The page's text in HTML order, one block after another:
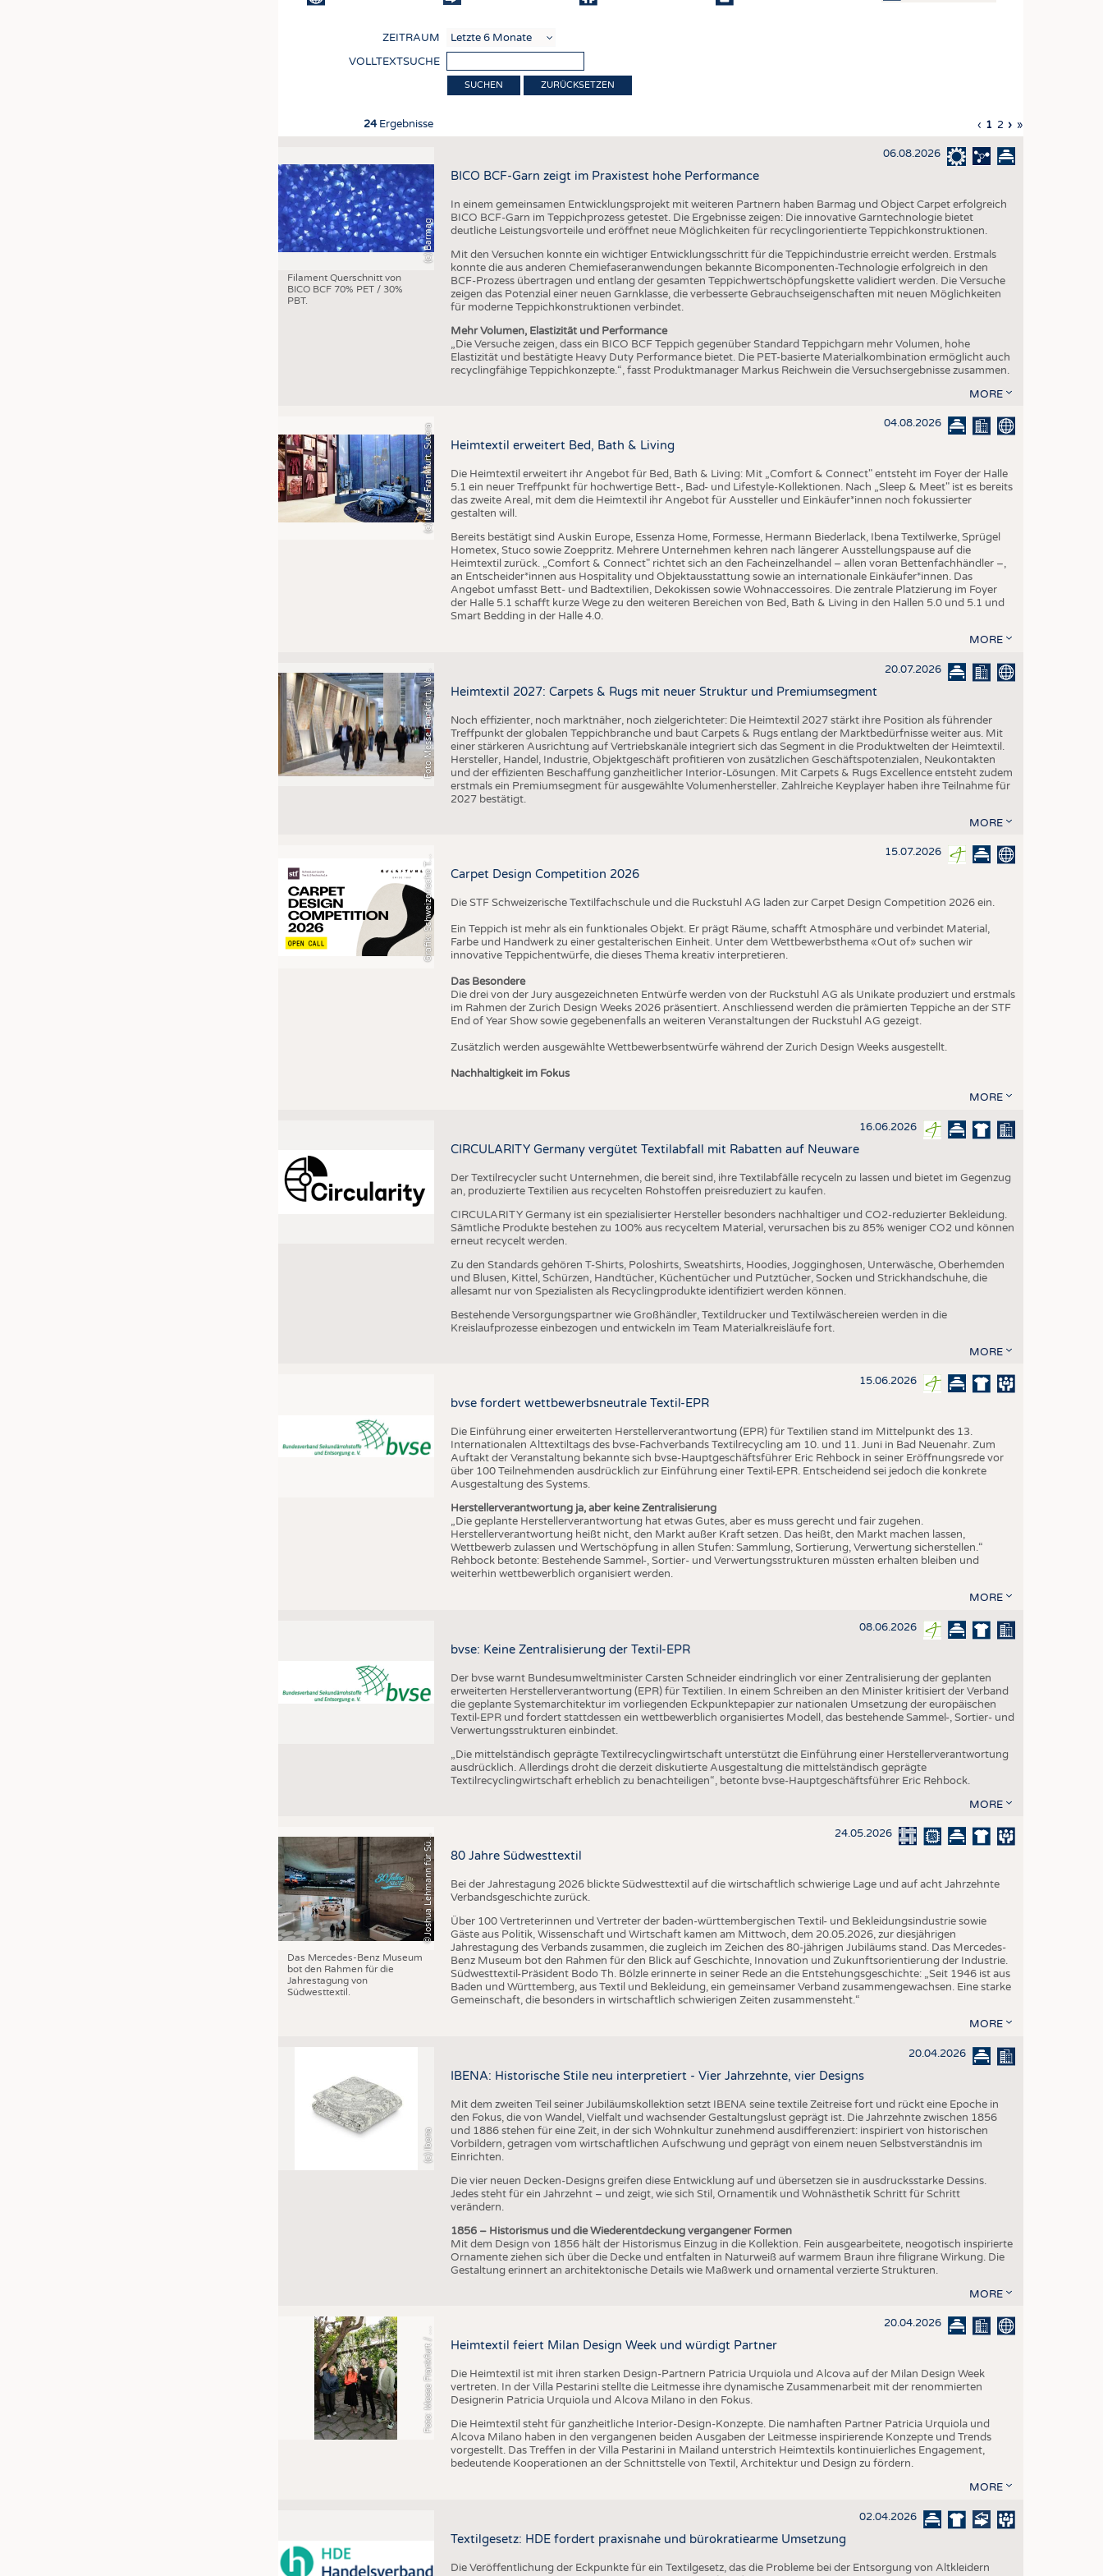
TECHNISCHE TEXTILIEN
SMART TEXTILES
MEDIZIN
HAUS- UND HEIMTEXTILIEN
TESTS
PRAKTIKA & AUSBILDUNGEN
BUSINESS
DTV AUSSCHREIBUNGSDIENST
FAKTEN
DAUNENCHECK
TERMINE
BRANCHENTERMINE
ZEITRAUM
VOLLTEXTSUCHE
ZURÜCKSETZEN
24Ergebnisse
Seitennummerierung
Vorherige
Seite
‹ Aktuelle
Seite
1 Seite
2 Nächste
Seite
› Letzte
Seite
»
(c) Barmag
Filament Querschnitt von
BICO BCF 70% PET / 30%
PBT.
06.08.2026
BICO BCF-Garn zeigt im Praxistest hohe Performance
In einem gemeinsamen Entwicklungsprojekt mit weiteren Partnern haben Barmag und Object Carpet erfolgreich
BICO BCF-Garn im Teppichprozess getestet. Die Ergebnisse zeigen: Die innovative Garntechnologie bietet
deutliche Leistungsvorteile und eröffnet neue Möglichkeiten für recyclingorientierte Teppichkonstruktionen.
Mit den Versuchen konnte ein wichtiger Entwicklungsschritt für die Teppichindustrie erreicht werden. Erstmals
konnte die aus anderen Chemiefaseranwendungen bekannte Bicomponenten-Technologie erfolgreich in den
BCF-Prozess übertragen und entlang der gesamten Teppichwertschöpfungskette validiert werden. Die Versuche
zeigen das Potenzial einer neuen Garnklasse, die verbesserte Gebrauchseigenschaften mit neuen Möglichkeiten
für moderne Teppichkonstruktionen verbindet.
Mehr Volumen, Elastizität und Performance
„Die Versuche zeigen, dass ein BICO BCF Teppich gegenüber Standard Teppichgarn mehr Volumen, hohe
Elastizität und bestätigte Heavy Duty Performance bietet. Die PET-basierte Materialkombination ermöglicht auch
recyclingfähige Teppichkonzepte.“, fasst Produktmanager Markus Reichwein die Versuchsergebnisse zusammen.
MORE
(c) Messe Frankfurt, Sutera 04.08.2026
Heimtextil erweitert Bed, Bath & Living
Die Heimtextil erweitert ihr Angebot für Bed, Bath & Living: Mit „Comfort & Connect" entsteht im Foyer der Halle
5.1 ein neuer Treffpunkt für hochwertige Bett-, Bad- und Lifestyle-Kollektionen. Nach „Sleep & Meet" ist es bereits
das zweite Areal, mit dem die Heimtextil ihr Angebot für Aussteller und Einkäufer*innen noch fokussierter
gestalten will.
Bereits bestätigt sind Auskin Europe, Essenza Home, Formesse, Hermann Biederlack, Ibena Textilwerke, Sprügel
Hometex, Stuco sowie Zoeppritz. Mehrere Unternehmen kehren nach längerer Ausstellungspause auf die
Heimtextil zurück. „Comfort & Connect" richtet sich an den Facheinzelhandel – allen voran Bettenfachhändler –,
an Entscheider*innen aus Hospitality und Objektausstattung sowie an internationale Einkäufer*innen. Das
Angebot umfasst Bett- und Badtextilien, Dekokissen sowie Wohnaccessoires. Die zentrale Platzierung im Foyer
der Halle 5.1 schafft kurze Wege zu den weiteren Bereichen von Bed, Bath & Living in den Hallen 5.0 und 5.1 und
Smart Bedding in der Halle 4.0.
MORE
F
o
t
o
M
e
s
s
e
F
r
a
n
k
f
u
r
t
,
V
a
l
e
n
t
i
n 20.07.2026
Heimtextil 2027: Carpets & Rugs mit neuer Struktur und Premiumsegment
Noch effizienter, noch marktnäher, noch zielgerichteter: Die Heimtextil 2027 stärkt ihre Position als führender
Treffpunkt der globalen Teppichbranche und baut Carpets & Rugs entlang der Marktbedürfnisse weiter aus. Mit
einer stärkeren Ausrichtung auf Vertriebskanäle integriert sich das Segment in die Produktwelten der Heimtextil.
Hersteller, Handel, Industrie, Objektgeschäft profitieren von zusätzlichen Geschäftspotenzialen, Neukontakten
und der effizienten Beschaffung ganzheitlicher Interior-Lösungen. Mit Carpets & Rugs Excellence entsteht zudem
erstmals ein Premiumsegment für ausgewählte Volumenhersteller. Zahlreiche Keyplayer haben ihre Teilnahme für
2027 bestätigt.
MORE
r
a
f
i
k
:
S
c
h
w
e
i
z
e
r
i
s
c
h
e
T
e
t
i
l
f
a
c
h
s
c
h
u
l
e
S
T 15.07.2026
Carpet Design Competition 2026
Die STF Schweizerische Textilfachschule und die Ruckstuhl AG laden zur Carpet Design Competition 2026 ein.
Ein Teppich ist mehr als ein funktionales Objekt. Er prägt Räume, schafft Atmosphäre und verbindet Material,
Farbe und Handwerk zu einer gestalterischen Einheit. Unter dem Wettbewerbsthema «Out of» suchen wir
innovative Teppichentwürfe, die dieses Thema kreativ interpretieren.
Das Besondere
Die drei von der Jury ausgezeichneten Entwürfe werden von der Ruckstuhl AG als Unikate produziert und erstmals
im Rahmen der Zurich Design Weeks 2026 präsentiert. Anschliessend werden die prämierten Teppiche an der STF
End of Year Show sowie gegebenenfalls an weiteren Veranstaltungen der Ruckstuhl AG gezeigt.
Zusätzlich werden ausgewählte Wettbewerbsentwürfe während der Zurich Design Weeks ausgestellt.
Nachhaltigkeit im Fokus
MORE
16.06.2026
CIRCULARITY Germany vergütet Textilabfall mit Rabatten auf Neuware
Der Textilrecycler sucht Unternehmen, die bereit sind, ihre Textilabfälle recyceln zu lassen und bietet im Gegenzug
an, produzierte Textilien aus recycelten Rohstoffen preisreduziert zu kaufen.
CIRCULARITY Germany ist ein spezialisierter Hersteller besonders nachhaltiger und CO2-reduzierter Bekleidung.
Sämtliche Produkte bestehen zu 100% aus recyceltem Material, verursachen bis zu 85% weniger CO2 und können
erneut recycelt werden.
Zu den Standards gehören T-Shirts, Poloshirts, Sweatshirts, Hoodies, Jogginghosen, Unterwäsche, Oberhemden
und Blusen, Kittel, Schürzen, Handtücher, Küchentücher und Putztücher, Socken und Strickhandschuhe, die
allesamt nur von Spezialisten als Recyclingprodukte identifiziert werden können.
Bestehende Versorgungspartner wie Großhändler, Textildrucker und Textilwäschereien werden in die
Kreislaufprozesse einbezogen und entwickeln im Team Materialkreisläufe fort.
MORE
15.06.2026
bvse fordert wettbewerbsneutrale Textil-EPR
Die Einführung einer erweiterten Herstellerverantwortung (EPR) für Textilien stand im Mittelpunkt des 13.
Internationalen Alttextiltags des bvse-Fachverbands Textilrecycling am 10. und 11. Juni in Bad Neuenahr. Zum
Auftakt der Veranstaltung bekannte sich bvse-Hauptgeschäftsführer Eric Rehbock in seiner Eröffnungsrede vor
über 100 Teilnehmenden ausdrücklich zur Einführung einer Textil-EPR. Entscheidend sei jedoch die konkrete
Ausgestaltung des Systems.
Herstellerverantwortung ja, aber keine Zentralisierung
„Die geplante Herstellerverantwortung hat etwas Gutes, aber es muss gerecht und fair zugehen.
Herstellerverantwortung heißt nicht, den Markt außer Kraft setzen. Das heißt, den Markt machen lassen,
Wettbewerb zulassen und Wertschöpfung in allen Stufen: Sammlung, Sortierung, Verwertung sicherstellen.“
Rehbock betonte: Bestehende Sammel-, Sortier- und Verwertungsstrukturen müssten erhalten bleiben und
weiterhin wettbewerblich organisiert werden.
MORE
08.06.2026
bvse: Keine Zentralisierung der Textil-EPR
Der bvse warnt Bundesumweltminister Carsten Schneider eindringlich vor einer Zentralisierung der geplanten
erweiterten Herstellerverantwortung (EPR) für Textilien. In einem Schreiben an den Minister kritisiert der Verband
die geplante Systemarchitektur im vorliegenden Eckpunktepapier zur nationalen Umsetzung der europäischen
Textil-EPR und fordert stattdessen ein wettbewerblich organisiertes Modell, das bestehende Sammel-, Sortier- und
Verwertungsstrukturen einbindet.
„Die mittelständisch geprägte Textilrecyclingwirtschaft unterstützt die Einführung einer Herstellerverantwortung
ausdrücklich. Allerdings droht die derzeit diskutierte Ausgestaltung die mittelständisch geprägte
Textilrecyclingwirtschaft erheblich zu benachteiligen“, betonte bvse-Hauptgeschäftsführer Eric Rehbock.
MORE
©
J
o
s
h
u
a
L
e
h
m
a
n
n
f
ü
r
S
ü
d
w
e
s
t
t
e
x
t
i
l
Das Mercedes-Benz Museum
bot den Rahmen für die
Jahrestagung von
Südwesttextil.
24.05.2026
80 Jahre Südwesttextil
Bei der Jahrestagung 2026 blickte Südwesttextil auf die wirtschaftlich schwierige Lage und auf acht Jahrzehnte
Verbandsgeschichte zurück.
Über 100 Vertreterinnen und Vertreter der baden-württembergischen Textil- und Bekleidungsindustrie sowie
Gäste aus Politik, Wissenschaft und Wirtschaft kamen am Mittwoch, dem 20.05.2026, zur diesjährigen
Jahrestagung des Verbands zusammen, die zugleich im Zeichen des 80-jährigen Jubiläums stand. Das Mercedes-
Benz Museum bot den Rahmen für den Blick auf Geschichte, Innovation und Zukunftsorientierung der Industrie.
Südwesttextil-Präsident Bodo Th. Bölzle erinnerte in seiner Rede an die Entstehungsgeschichte: „Seit 1946 ist aus
Baden und Württemberg, aus Textil und Bekleidung, ein gemeinsamer Verband zusammengewachsen. Eine starke
Gemeinschaft, die besonders in wirtschaftlich schwierigen Zeiten zusammensteht.“
MORE
(c) Ibena
20.04.2026
IBENA: Historische Stile neu interpretiert - Vier Jahrzehnte, vier Designs
Mit dem zweiten Teil seiner Jubiläumskollektion setzt IBENA seine textile Zeitreise fort und rückt eine Epoche in
den Fokus, die von Wandel, Vielfalt und wachsender Gestaltungslust geprägt ist. Die Jahrzehnte zwischen 1856
und 1886 stehen für eine Zeit, in der sich Wohnkultur zunehmend ausdifferenziert: inspiriert von historischen
Vorbildern, getragen vom wirtschaftlichen Aufschwung und geprägt von einem neuen Selbstverständnis im
Einrichten.
Die vier neuen Decken-Designs greifen diese Entwicklung auf und übersetzen sie in ausdrucksstarke Dessins.
Jedes steht für ein Jahrzehnt – und zeigt, wie sich Stil, Ornamentik und Wohnästhetik Schritt für Schritt
verändern.
1856 – Historismus und die Wiederentdeckung vergangener Formen
Mit dem Design von 1856 hält der Historismus Einzug in die Kollektion. Fein ausgearbeitete, neogotisch inspirierte
Ornamente ziehen sich über die Decke und entfalten in Naturweiß auf warmem Braun ihre filigrane Wirkung. Die
Gestaltung erinnert an architektonische Details wie Maßwerk und ornamental verzierte Strukturen.
MORE
o
t
o
:
M
e
s
s
e
F
r
a
n
k
f
u
r
t
/
n
d
r
e
a
K
a
s
a 20.04.2026
Heimtextil feiert Milan Design Week und würdigt Partner
Die Heimtextil ist mit ihren starken Design-Partnern Patricia Urquiola und Alcova auf der Milan Design Week
vertreten. In der Villa Pestarini stellte die Leitmesse ihre dynamische Zusammenarbeit mit der renommierten
Designerin Patricia Urquiola und Alcova Milano in den Fokus.
Die Heimtextil steht für ganzheitliche Interior-Design-Konzepte. Die namhaften Partner Patricia Urquiola und
Alcova Milano haben in den vergangenen beiden Ausgaben der Leitmesse inspirierende Konzepte und Trends
vorgestellt. Das Treffen in der Villa Pestarini in Mailand unterstrich Heimtextils kontinuierliches Engagement,
bedeutende Kooperationen an der Schnittstelle von Textil, Architektur und Design zu fördern.
MORE
02.04.2026
Textilgesetz: HDE fordert praxisnahe und bürokratiearme Umsetzung
Die Veröffentlichung der Eckpunkte für ein Textilgesetz, das die Probleme bei der Entsorgung von Altkleidern